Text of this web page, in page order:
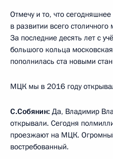
Отмечу и то, что
в развитии всего
За последние десять лет с
большого кольца
пополнилась ста новыми
МЦК мы в 2016 году
С.Собянин: Да, Владимир
открывали. Сегодня
проезжают на МЦК.
востребованный.